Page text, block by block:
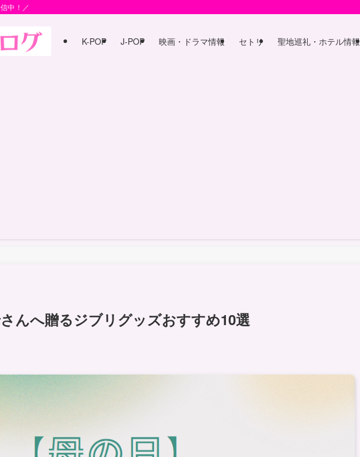
中！／
K-POP J-POP 映画・ドラマ情報 セトリ 聖地巡礼・ホテル情報
さんへ贈るジブリグッズおすすめ10選